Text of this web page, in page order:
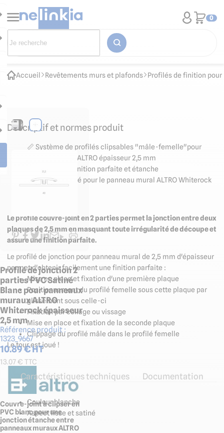
0
Accueil Revêtements murs et plafonds Profilés de finition
Profilé de jonction 2
parties PVC Satiné
Blanc pour panneaux
muraux ALTRO
Whiterock épaisseur
2,5 mm
Référence produit :
1323_9667
10.89€ HT
13.07€ TTC
Couvre-joint à clipser en
PVC blanc pour une
jonction étanche entre
panneaux muraux ALTRO
Descriptif et normes produit
📏 Système de profilés clipsables "mâle-femelle"pour
panneau mural ALTRO épaisseur 2,5 mm
📐 Assure une finition parfaite et étanche
👉🏻 Recommandé pour le panneau mural ALTRO Whiterock
White blanc
Le profilé couvre-joint en 2 parties permet la jonction entre deux
plaques de 2,5 mm en masquant toute irrégularité de découpe et
assure une finition parfaite.
Le profilé de jonction pour panneau mural de 2,5 mm d'épaisseur
permet d'obtenir facilement une finition parfaite :
Mise en place et fixation d'une première plaque
Positionnement du profilé femelle sous cette plaque par
glissement sous celle-ci
Fixation par collage ou vissage
Mise en place et fixation de la seconde plaque
Clippage du profilé mâle dans le profilé femelle
Le tour est joué !
Caractéristiques techniques Documentation
Couleur blanche
Aspect lisse et satiné